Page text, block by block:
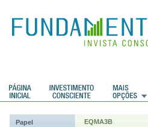
Papel EQMA3B